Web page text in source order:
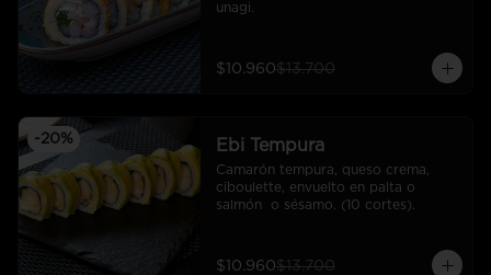
unagi.
$10.960$13.700
-20% Ebi Tempura
Camarón tempura, queso crema,
ciboulette, envuelto en palta o
salmón  o sésamo. (10 cortes).
$10.960$13.700